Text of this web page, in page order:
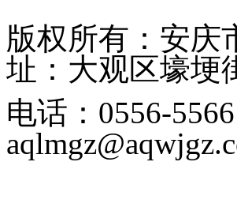
版权所有：安
址：大观区壕埂
电话：0556-